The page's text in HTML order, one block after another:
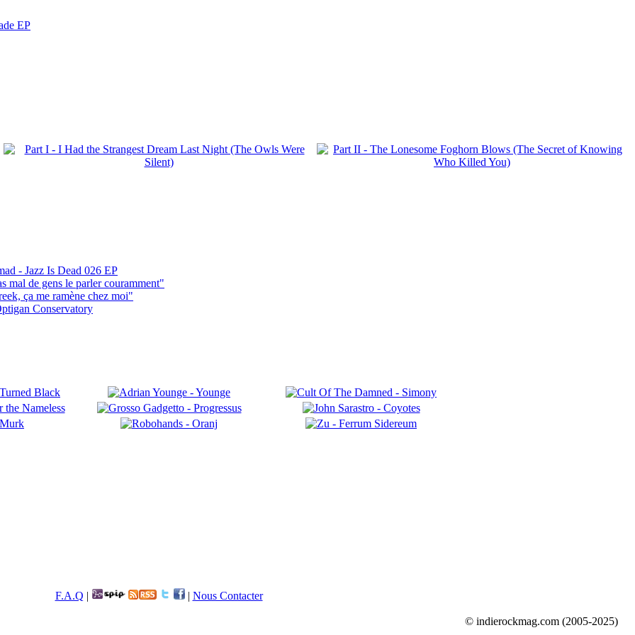
EP
- Jazz Is Dead 026 EP
mal de gens le parler couramment"
ça me ramène chez moi"
Conservatory
F.A.Q | | Nous Contacter
© indierockmag.com (2005-2025)